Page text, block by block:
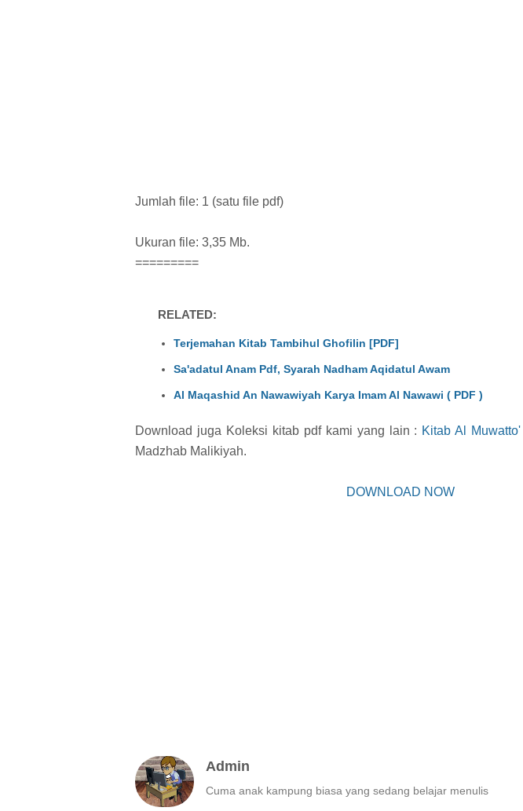
Jumlah file: 1 (satu file pdf)
Ukuran file: 3,35 Mb.
=========
RELATED:
Terjemahan Kitab Tambihul Ghofilin [PDF]
Sa'adatul Anam Pdf, Syarah Nadham Aqidatul Awam
Al Maqashid An Nawawiyah Karya Imam Al Nawawi ( PDF )
Download juga Koleksi kitab pdf kami yang lain : Kitab Al
Madzhab Malikiyah.
DOWNLOAD NOW
Admin
Cuma anak kampung biasa yang sedang belajar menulis